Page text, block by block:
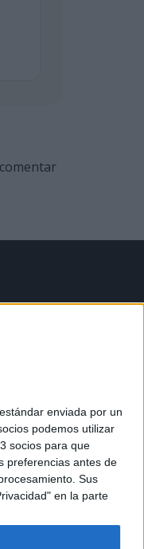
enviada por un
podemos utilizar
socios para que
preferencias antes de
Sus
en la parte